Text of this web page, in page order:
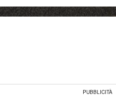
PUBBLICITÀ